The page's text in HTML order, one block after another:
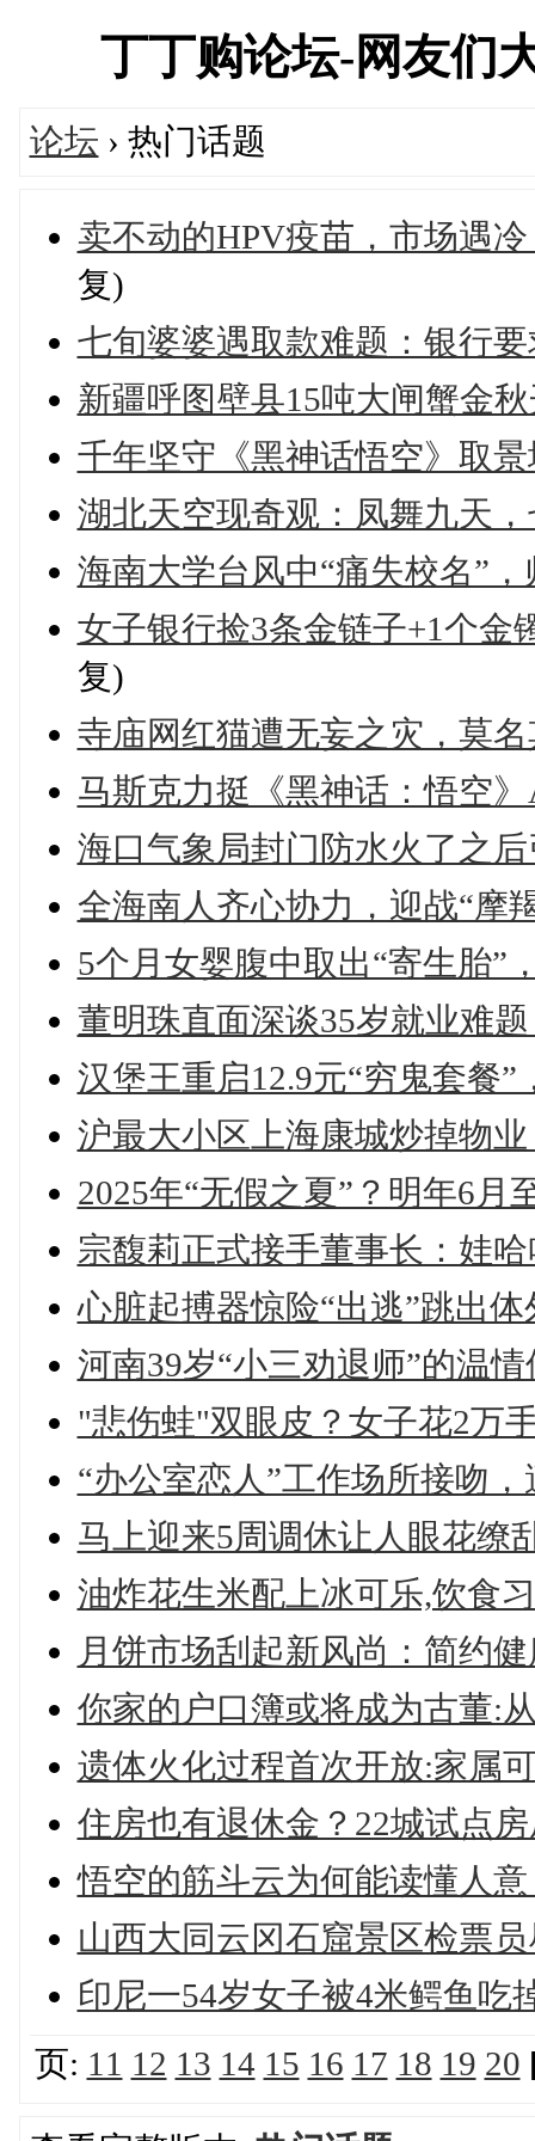
丁丁购论坛-网友们
论坛 › 热门话题
卖不动的HPV疫苗，市场遇
复)
七旬婆婆遇取款难题：银行
新疆呼图壁县15吨大闸蟹金
千年坚守《黑神话悟空》取
湖北天空现奇观：凤舞九天
海南大学台风中“痛失校名”
女子银行捡3条金链子+1个金
复)
寺庙网红猫遭无妄之灾，莫
马斯克力挺《黑神话：悟空
海口气象局封门防水火了之
全海南人齐心协力，迎战“摩
5个月女婴腹中取出“寄生胎”
董明珠直面深谈35岁就业难
汉堡王重启12.9元“穷鬼套餐”
沪最大小区上海康城炒掉物
2025年“无假之夏”？明年6月
宗馥莉正式接手董事长：娃
心脏起搏器惊险“出逃”跳出
河南39岁“小三劝退师”的温
"悲伤蛙"双眼皮？女子花2万
“办公室恋人”工作场所接吻
马上迎来5周调休让人眼花缭
油炸花生米配上冰可乐,饮食
月饼市场刮起新风尚：简约
你家的户口簿或将成为古董:
遗体火化过程首次开放:家属
住房也有退休金？22城试点
悟空的筋斗云为何能读懂人
山西大同云冈石窟景区检票
印尼一54岁女子被4米鳄鱼吃
页: 11 12 13 14 15 16 17 18 19 20